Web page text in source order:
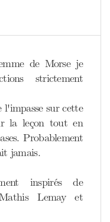
de Morse je
strictement
l'impasse sur cette
la leçon tout en
Probablement
jamais.
inspirés de
Lemay et